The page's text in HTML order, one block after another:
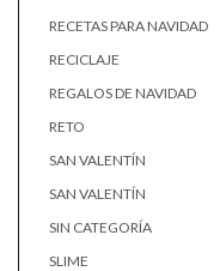
RECETAS PARA NAVIDAD
RECICLAJE
REGALOS DE NAVIDAD
RETO
SAN VALENTÍN
SAN VALENTÍN
SIN CATEGORÍA
SLIME